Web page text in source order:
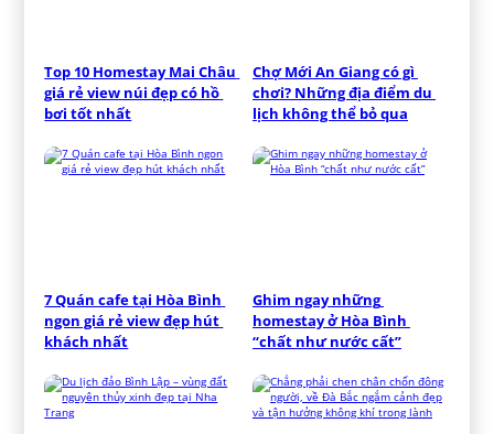
Top 10 Homestay Mai Châu
giá rẻ view núi đẹp có hồ
bơi tốt nhất
Chợ Mới An Giang có gì
chơi? Những địa điểm du
lịch không thể bỏ qua
7 Quán cafe tại Hòa Bình
ngon giá rẻ view đẹp hút
khách nhất
Ghim ngay những
homestay ở Hòa Bình
“chất như nước cất”